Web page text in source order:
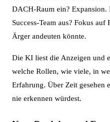
DACH-Raum ein? Expansion.
Success-Team aus? Fokus
Ärger andeuten könnte.
Die KI liest die Anzeigen und
welche Rollen, wie viele, in
Erfahrung. Über Zeit gesehen
nie erkennen würdest.